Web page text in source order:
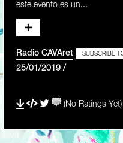
este evento es un...
Radio CAVAret SUBSCRIBE
25/01/2019 /
(No Ratings Yet)